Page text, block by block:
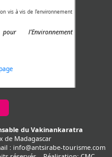
vis à vis de l’environnement
l’Environnement
du Vakinankaratra
de Madagascar
: info@antsirabe-tourisme.com